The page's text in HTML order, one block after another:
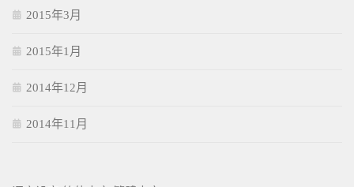
2015年3月
2015年1月
2014年12月
2014年11月